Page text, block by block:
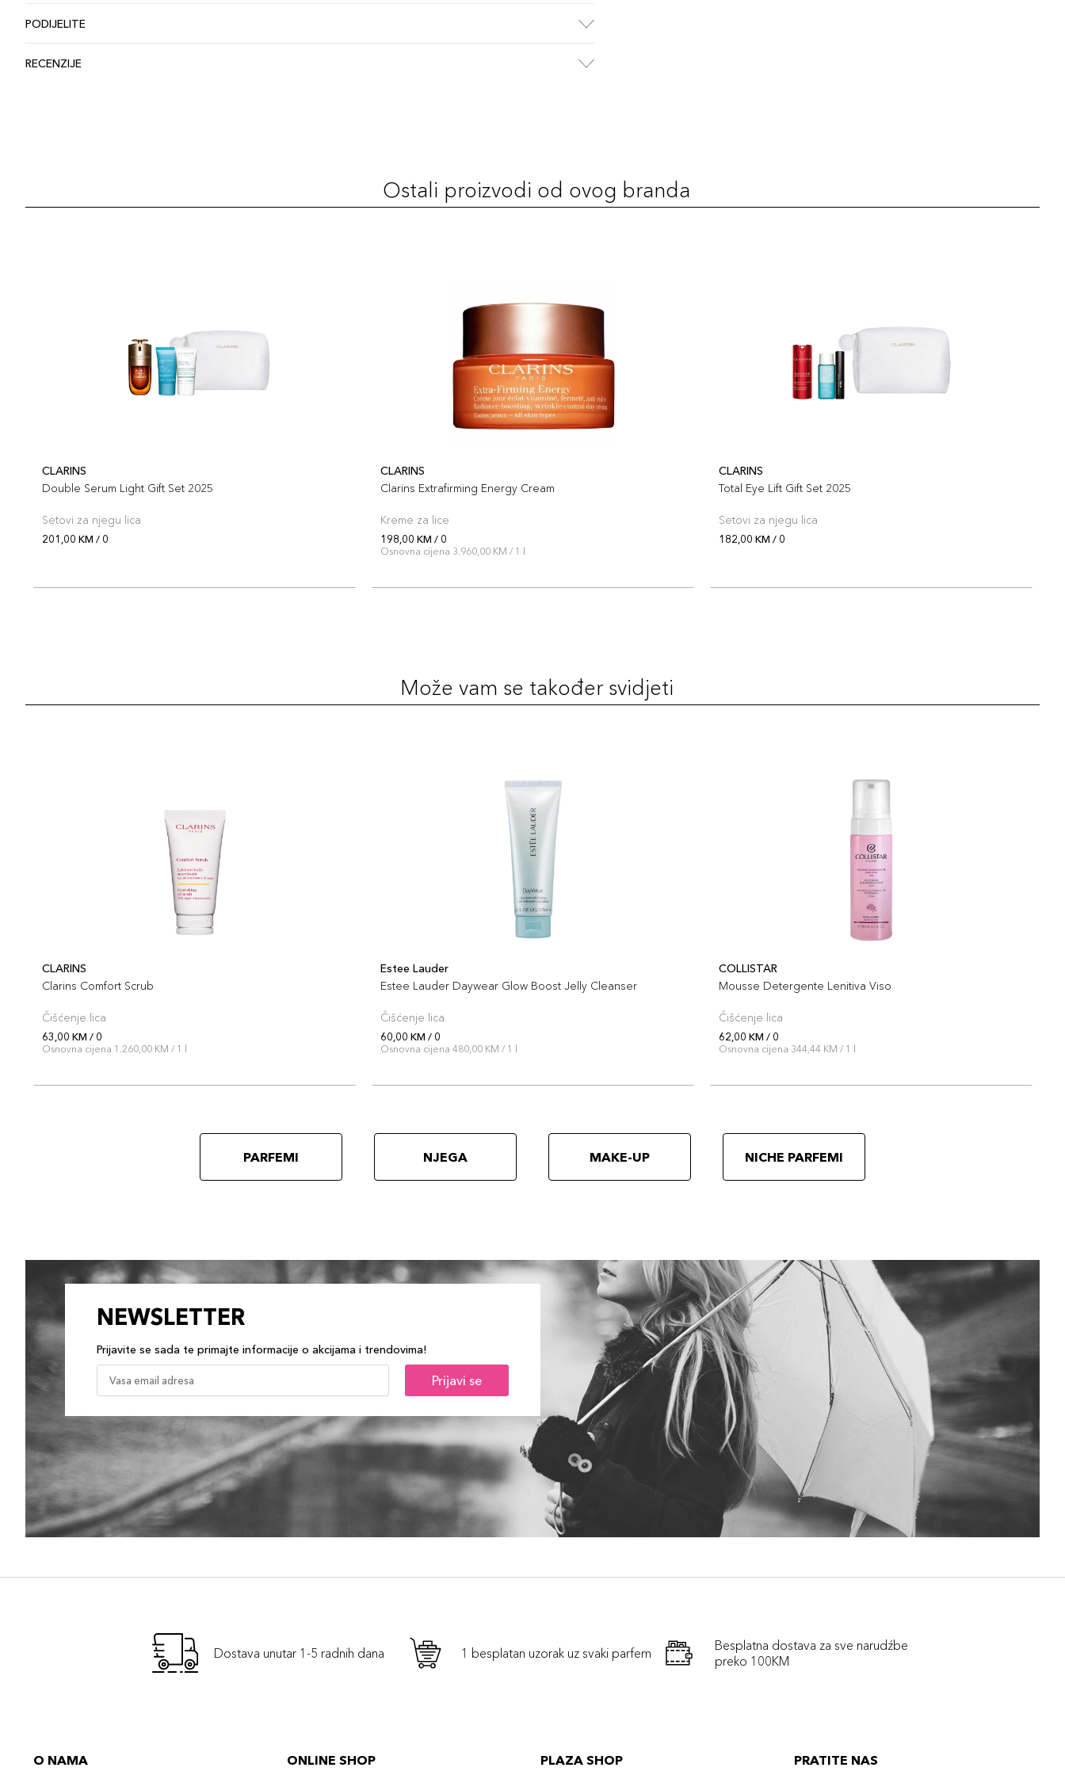
PODIJELITE
RECENZIJE
Ostali proizvodi od ovog branda
CLARINS
Double Serum Light Gift Set 2025
Setovi za njegu lica
201,00 KM / 0
CLARINS
Clarins Extrafirming Energy Cream
Kreme za lice
198,00 KM / 0
Osnovna cijena 3.960,00 KM / 1 l
CLARINS
Total Eye Lift Gift Set 2025
Setovi za njegu lica
182,00 KM / 0
Može vam se također svidjeti
CLARINS
Clarins Comfort Scrub
Čišćenje lica
63,00 KM / 0
Osnovna cijena 1.260,00 KM / 1 l
Estee Lauder
Estee Lauder Daywear Glow Boost Jelly Cleanser
Čišćenje lica
60,00 KM / 0
Osnovna cijena 480,00 KM / 1 l
COLLISTAR
Mousse Detergente Lenitiva Viso
Čišćenje lica
62,00 KM / 0
Osnovna cijena 344,44 KM / 1 l
PARFEMI NJEGA MAKE-UP NICHE PARFEMI
NEWSLETTER
Prijavite se sada te primajte informacije o akcijama i trendovima!
Prijavi se
Dostava unutar 1-5 radnih dana 1 besplatan uzorak uz svaki parfem
Besplatna dostava za sve narudźbe
preko 100KM
O NAMA ONLINE SHOP PLAZA SHOP PRATITE NAS